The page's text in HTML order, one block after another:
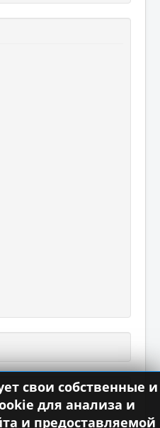
свои собственные и
для анализа и
и предоставляемой